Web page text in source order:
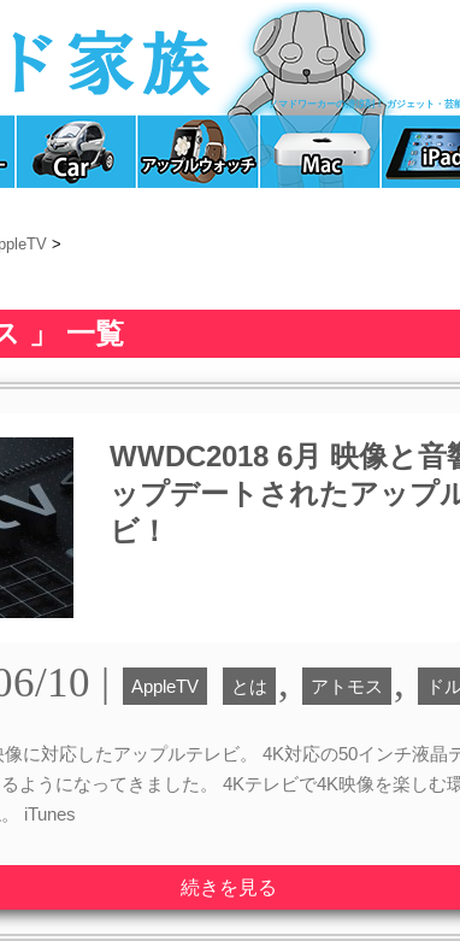
ノマドワーカーの清涼剤！ ガジェット・芸
>
」 一覧
WWDC2018 6月 映像と音
ップデートされたアップ
ビ！
10 | AppleTV とは , アトモス , ド
に対応したアップルテレビ。 4K対応の50インチ液晶
ようになってきました。 4Kテレビで4K映像を楽しむ
iTunes
続きを見る